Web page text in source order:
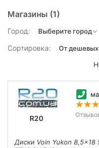
Магазины (1)
Город:
Сортировка:
R20
Диски Voin Yukon 8,5x18